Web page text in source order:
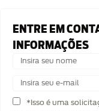
ENTRE EM
INFORMAÇÕES
*Isso é uma